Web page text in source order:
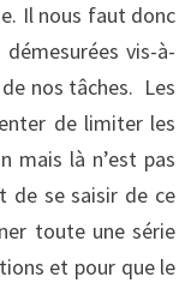
Il nous faut donc
vis-à-
nos tâches. Les
de limiter les
mais là n’est pas
de se saisir de ce
toute une série
et pour que le